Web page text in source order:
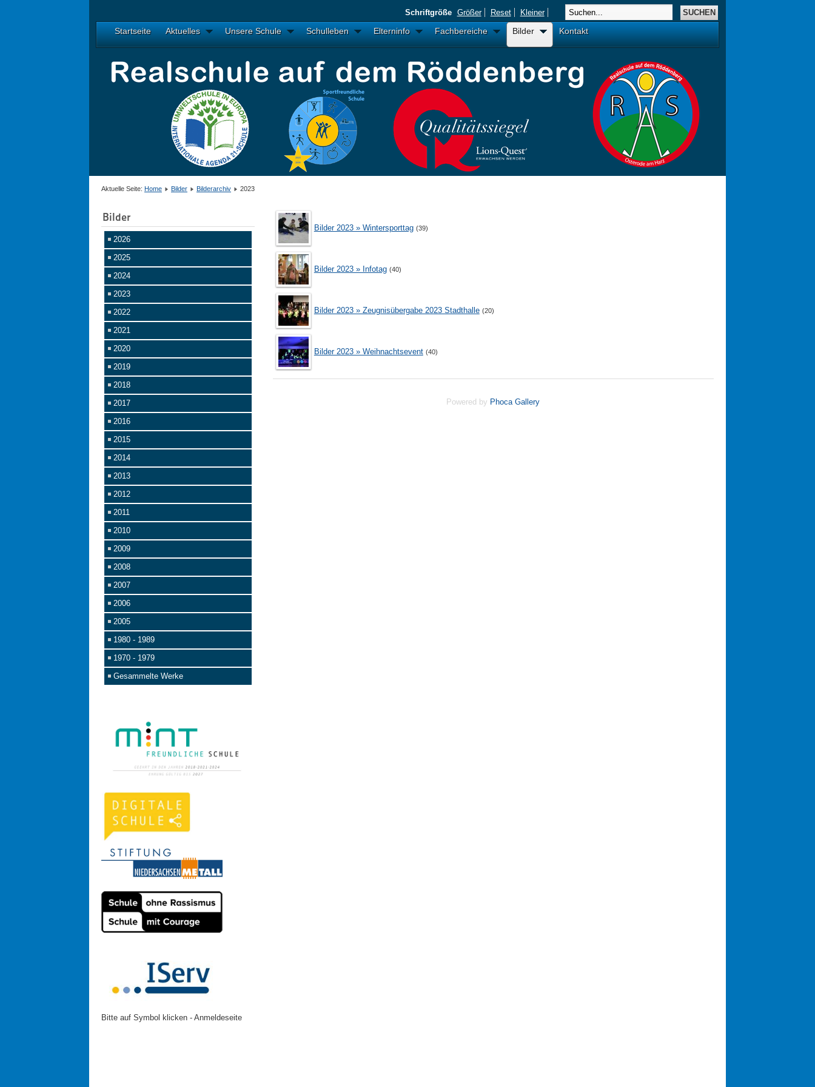
Startseite Aktuelles Unsere Schule Schulleben Elterninfo Fachbereiche Bilder Kontakt
Schriftgröße Größer Reset Kleiner
Aktuelle Seite: Home Bilder Bilderarchiv 2023
Bilder
2026
2025
2024
2023
2022
2021
2020
2019
2018
2017
2016
2015
2014
2013
2012
2011
2010
2009
2008
2007
2006
2005
1980 - 1989
1970 - 1979
Gesammelte Werke
Bitte auf Symbol klicken - Anmeldeseite
Bilder 2023 » Wintersporttag (39)
Bilder 2023 » Infotag (40)
Bilder 2023 » Zeugnisübergabe 2023 Stadthalle (20)
Bilder 2023 » Weihnachtsevent (40)
Powered by Phoca Gallery